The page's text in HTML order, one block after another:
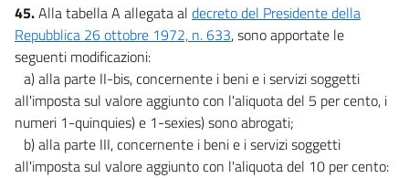
45.Alla tabella A allegata al decreto del Presidente della
Repubblica 26 ottobre 1972, n. 633, sono apportate le
seguenti modificazioni:
a) alla parte II-bis, concernente i beni e i servizi soggetti
all'imposta sul valore aggiunto con l'aliquota del 5 per cento, i
numeri 1-quinquies) e 1-sexies) sono abrogati;
b) alla parte III, concernente i beni e i servizi soggetti
all'imposta sul valore aggiunto con l'aliquota del 10 per cento: